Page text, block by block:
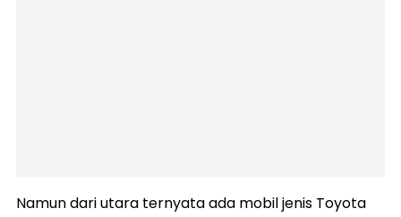
Namun dari utara ternyata ada mobil jenis Toyota